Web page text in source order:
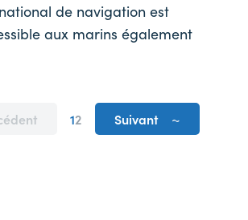
de navigation est
aux marins également
Page
courante
1Page
2
Page
suivante
Suivant